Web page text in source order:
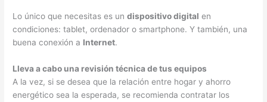
Lo único que necesitas es undispositivo digital en
condiciones: tablet, ordenador o smartphone. Y también, una
buena conexión a Internet.
Lleva a cabo una revisión técnica de tus equipos
A la vez, si se desea que la relación entre hogar y ahorro
energético sea la esperada, se recomienda contratar los